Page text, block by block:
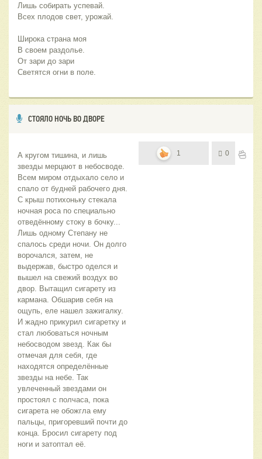
Лишь собирать успевай.
Всех плодов свет, урожай.
Широка страна моя
В своем раздолье.
От зари до зари
Светятся огни в поле.
СТОЯЛО НОЧЬ ВО ДВОРЕ
А кругом тишина, и лишь
звезды мерцают в небосводе.
Всем миром отдыхало село и
спало от будней рабочего дня.
С крыш потихоньку стекала
ночная роса по специально
отведённому стоку в бочку...
Лишь одному Степану не
спалось среди ночи. Он долго
ворочался, затем, не
выдержав, быстро оделся и
вышел на свежий воздух во
двор. Вытащил сигарету из
кармана. Обшарив себя на
ощупь, еле нашел зажигалку.
И жадно прикурил сигаретку и
стал любоваться ночным
небосводом звезд. Как бы
отмечая для себя, где
находятся определённые
звезды на небе. Так
увлеченный звездами он
простоял с полчаса, пока
сигарета не обожгла ему
пальцы, пригоревший почти до
конца. Бросил сигарету под
ноги и затоптал её.
1 0